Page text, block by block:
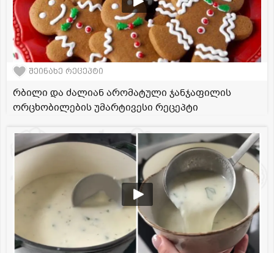
შეინახე რეცეპტი
რბილი და ძალიან არომატული ჯანჯაფილის
ორცხობილების უმარტივესი რეცეპტი